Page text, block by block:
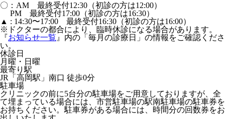
〇：AM 最終受付12:30（初診の方は12:00）
PM 最終受付17:00（初診の方は16:30）
▲ : 14:30〜17:00 最終受付16:30（初診の方は16:00）
※ドクターの都合により、臨時休診になる場合があります。
『お知らせ一覧 』内の「毎月の診療日」の情報をご確認くださ
い。
休診日
月曜・日曜
最寄り駅
JR「高岡駅」南口 徒歩0分
駐車場
クリニックの前に5台分の駐車場をご用意しておりますが、全
て埋まっている場合には、市営駐車場の駅南駐車場の駐車券を
お持ちください。駐車券がある場合には、時間分の回数券をお